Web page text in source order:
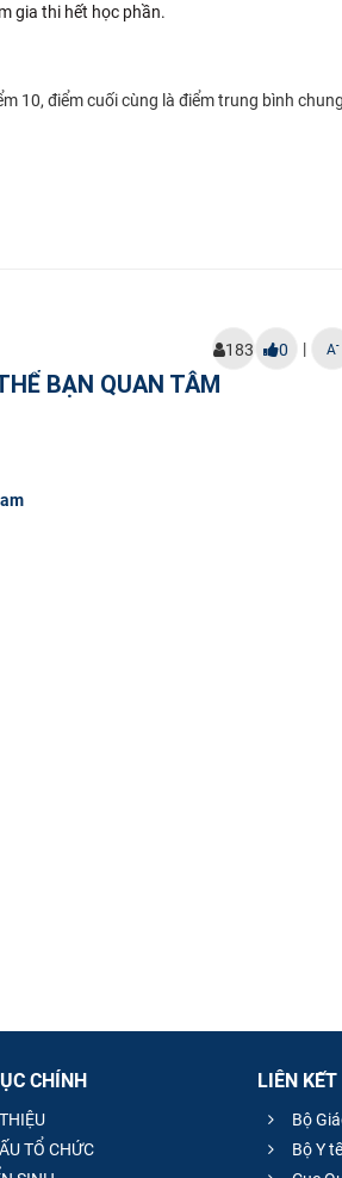
thi hết học phần.
10, điểm cuối cùng là điểm trung bình
183 0 | A-
BẠN QUAN TÂM
CHÍNH
TỔ CHỨC
LIÊN KẾT
Bộ
Bộ Y tế